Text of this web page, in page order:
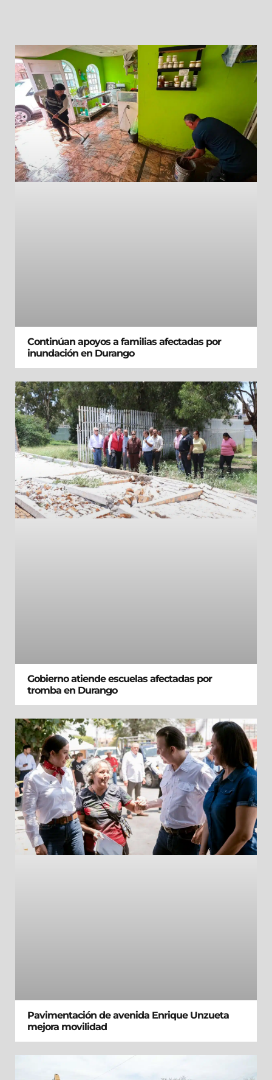
Continúan apoyos a familias afectadas por
inundación en Durango
Gobierno atiende escuelas afectadas por
tromba en Durango
Pavimentación de avenida Enrique Unzueta
mejora movilidad